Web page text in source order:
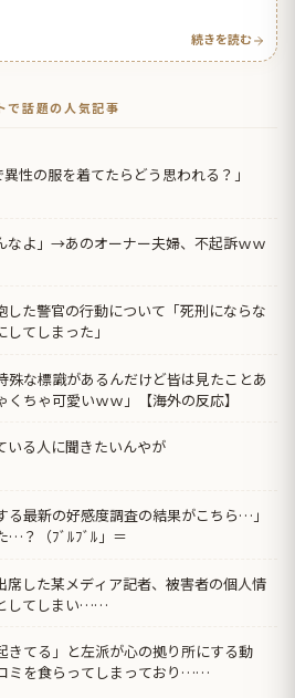
続きを読む
話題の人気記事
性の服を着てたらどう思われる？」
なよ」→あのオーナー夫婦、不起訴ｗｗ
した警官の行動について「死刑にならな
てしまった」
殊な標識があるんだけど皆は見たことあ
ちゃ可愛いｗｗ」【海外の反応】
いる人に聞きたいんやが
る最新の好感度調査の結果がこちら…」
…？（ﾌﾞﾙﾌﾞﾙ」＝
席した某メディア記者、被害者の個人情
してしまい……
きてる」と左派が心の拠り所にする動
ミを食らってしまっており……